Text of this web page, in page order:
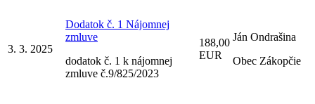
3. 3. 2025
Dodatok č. 1 Nájomnej
zmluve
dodatok č. 1 k nájomnej
zmluve č.9/825/2023
188,00
EUR
Ján Ondrašina
Obec Zákopčie